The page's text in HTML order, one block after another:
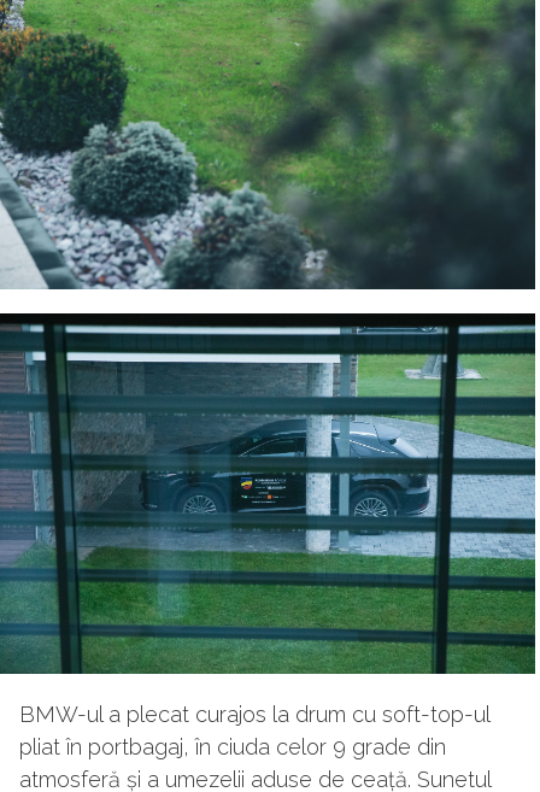
BMW-ul a plecat curajos la drum cu soft-top-ul
pliat în portbagaj, în ciuda celor 9 grade din
atmosferă și a umezelii aduse de ceață. Sunetul